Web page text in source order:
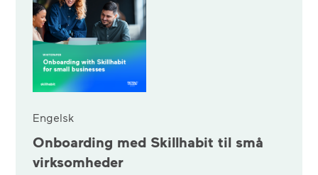
Engelsk
Onboarding med Skillhabit til små
virksomheder